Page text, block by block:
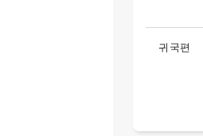
귀국편